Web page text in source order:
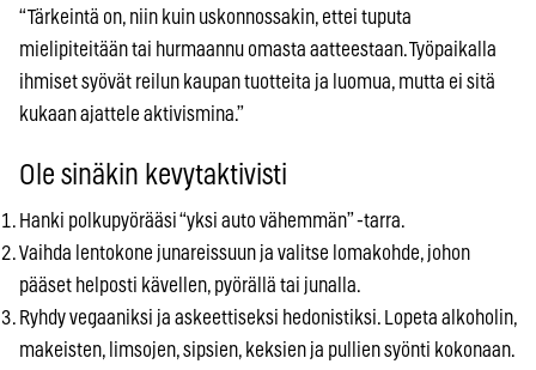
“Tärkeintä on, niin kuin uskonnossakin, ettei tuputa
mielipiteitään tai hurmaannu omasta aatteestaan. Työpaikalla
ihmiset syövät reilun kaupan tuotteita ja luomua, mutta ei sitä
kukaan ajattele aktivismina.”
Ole sinäkin kevytaktivisti
Hanki polkupyörääsi “yksi auto vähemmän” -tarra.
Vaihda lentokone junareissuun ja valitse lomakohde, johon
pääset helposti kävellen, pyörällä tai junalla.
Ryhdy vegaaniksi ja askeettiseksi hedonistiksi. Lopeta alkoholin,
makeisten, limsojen, sipsien, keksien ja pullien syönti kokonaan.